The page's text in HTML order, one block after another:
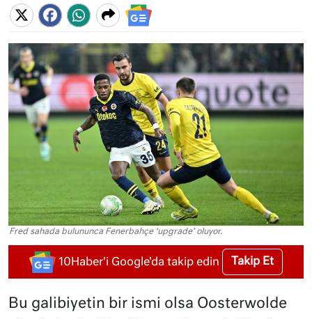
Fred sahada bulununca Fenerbahçe ‘upgrade’ oluyor.
10Haber'i Google'da takip edin Takip Et
Bu galibiyetin bir ismi olsa Oosterwolde